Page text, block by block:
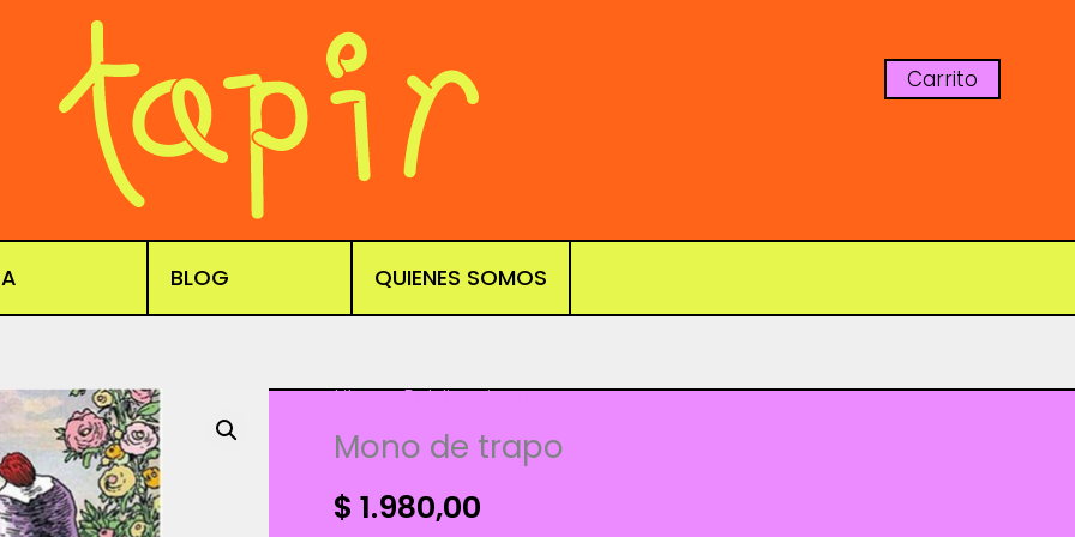
Carrito
BLOG QUIENES SOMOS
Libros,Publicaciones
Mono de trapo
$ 1.980,00